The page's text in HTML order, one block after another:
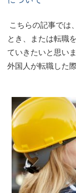
こちらの記事では
とき、または転職
ていきたいと思い
外国人が転職した